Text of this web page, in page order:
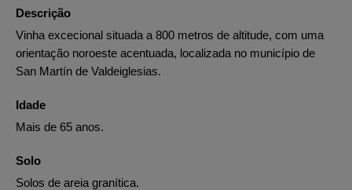
Descrição
Vinha excecional situada a 800 metros de altitude, com uma
orientação noroeste acentuada, localizada no município de
San Martín de Valdeiglesias.
Idade
Mais de 65 anos.
Solo
Solos de areia granítica.